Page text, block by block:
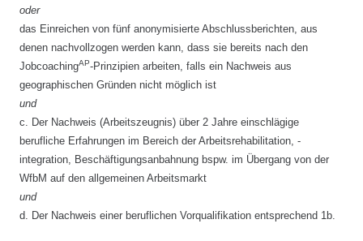
oder
das Einreichen von fünf anonymisierte Abschlussberichten, aus
denen nachvollzogen werden kann, dass sie bereits nach den
JobcoachingAP-Prinzipien arbeiten, falls ein Nachweis aus
geographischen Gründen nicht möglich ist
und
c. Der Nachweis (Arbeitszeugnis) über 2 Jahre einschlägige
berufliche Erfahrungen im Bereich der Arbeitsrehabilitation, -
integration, Beschäftigungsanbahnung bspw. im Übergang von der
WfbM auf den allgemeinen Arbeitsmarkt
und
d. Der Nachweis einer beruflichen Vorqualifikation entsprechend 1b.